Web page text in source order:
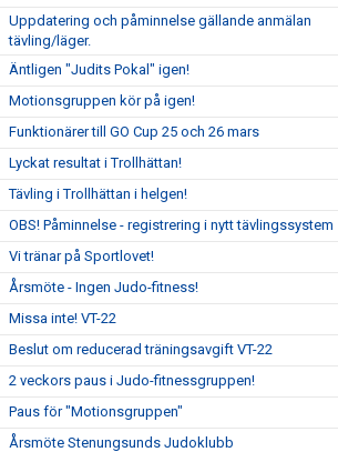
Uppdatering och påminnelse gällande anmälan
tävling/läger.
Äntligen "Judits Pokal" igen!
Motionsgruppen kör på igen!
Funktionärer till GO Cup 25 och 26 mars
Lyckat resultat i Trollhättan!
Tävling i Trollhättan i helgen!
OBS! Påminnelse - registrering i nytt tävlingssystem
Vi tränar på Sportlovet!
Årsmöte - Ingen Judo-fitness!
Missa inte! VT-22
Beslut om reducerad träningsavgift VT-22
2 veckors paus i Judo-fitnessgruppen!
Paus för "Motionsgruppen"
Årsmöte Stenungsunds Judoklubb